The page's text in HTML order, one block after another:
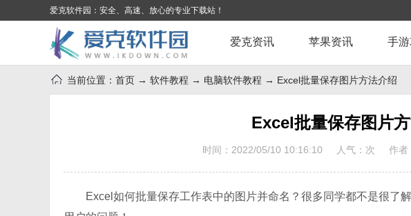
爱克软件园：安全、高速、放心的专业下载站！
爱克资讯 苹果资讯 手
当前位置： 首页 → 软件教程 → 电脑软件教程 → Excel批量保存图片方法介绍
Excel批量保存图片
时间：2022/05/10 10:16:10 人气： 次 作者
Excel如何批量保存工作表中的图片并命名？很多同学都不是很了